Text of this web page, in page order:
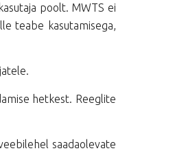
poolt. MWTS ei
teabe kasutamisega,
hetkest. Reeglite
saadaolevate